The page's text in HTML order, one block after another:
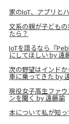
家のIoT、アプリと
文系の親が子ども
たら？
IoTを語るなら『
にしてほしい by 遠
次の野望はインド
車に乗ってきた by
現役女子高生ファ
ンを聞く by 遠藤諭
本について私が知